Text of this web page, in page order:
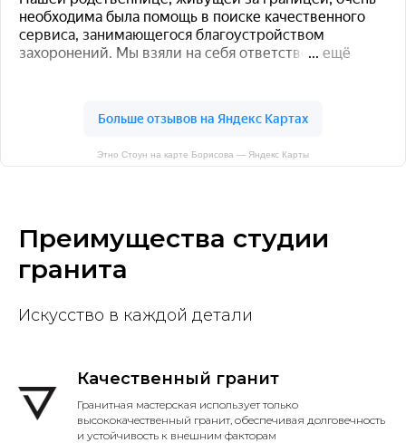
Этно Стоун на карте Борисова — Яндекс Карты
Преимущества студии
гранита
Искусство в каждой детали
Качественный гранит
Гранитная мастерская использует только
высококачественный гранит, обеспечивая долговечность
и устойчивость к внешним факторам